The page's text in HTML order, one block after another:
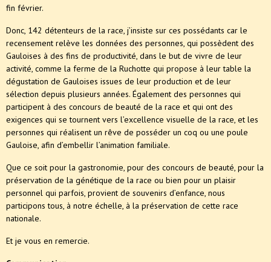
fin février.
Donc, 142 détenteurs de la race, j’insiste sur ces possédants car le
recensement relève les données des personnes, qui possèdent des
Gauloises à des fins de productivité, dans le but de vivre de leur
activité, comme la ferme de la Ruchotte qui propose à leur table la
dégustation de Gauloises issues de leur production et de leur
sélection depuis plusieurs années. Également des personnes qui
participent à des concours de beauté de la race et qui ont des
exigences qui se tournent vers l’excellence visuelle de la race, et les
personnes qui réalisent un rêve de posséder un coq ou une poule
Gauloise, afin d’embellir l’animation familiale.
Que ce soit pour la gastronomie, pour des concours de beauté, pour la
préservation de la génétique de la race ou bien pour un plaisir
personnel qui parfois, provient de souvenirs d’enfance, nous
participons tous, à notre échelle, à la préservation de cette race
nationale.
Et je vous en remercie.